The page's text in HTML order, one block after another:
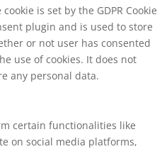
cookie is set by the GDPR Cookie
plugin and is used to store
or not user has consented
use of cookies. It does not
any personal data.
certain functionalities like
on social media platforms,